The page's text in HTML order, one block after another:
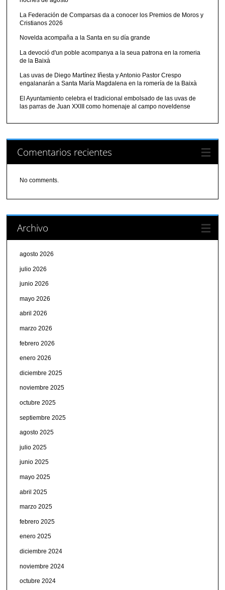
La Federación de Comparsas da a conocer los Premios de Moros y
Cristianos 2026
Novelda acompaña a la Santa en su día grande
La devoció d'un poble acompanya a la seua patrona en la romeria
de la Baixà
Las uvas de Diego Martínez Iñesta y Antonio Pastor Crespo
engalanarán a Santa María Magdalena en la romería de la Baixà
El Ayuntamiento celebra el tradicional embolsado de las uvas de
las parras de Juan XXIII como homenaje al campo noveldense
Comentarios recientes
No comments.
Archivo
agosto 2026
julio 2026
junio 2026
mayo 2026
abril 2026
marzo 2026
febrero 2026
enero 2026
diciembre 2025
noviembre 2025
octubre 2025
septiembre 2025
agosto 2025
julio 2025
junio 2025
mayo 2025
abril 2025
marzo 2025
febrero 2025
enero 2025
diciembre 2024
noviembre 2024
octubre 2024